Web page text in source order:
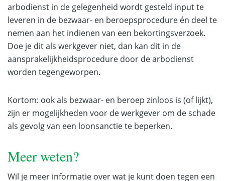
arbodienst in de gelegenheid wordt gesteld input te
leveren in de bezwaar- en beroepsprocedure én deel te
nemen aan het indienen van een bekortingsverzoek.
Doe je dit als werkgever niet, dan kan dit in de
aansprakelijkheidsprocedure door de arbodienst
worden tegengeworpen.
Kortom: ook als bezwaar- en beroep zinloos is (of lijkt),
zijn er mogelijkheden voor de werkgever om de schade
als gevolg van een loonsanctie te beperken.
Meer weten?
Wil je meer informatie over wat je kunt doen tegen een